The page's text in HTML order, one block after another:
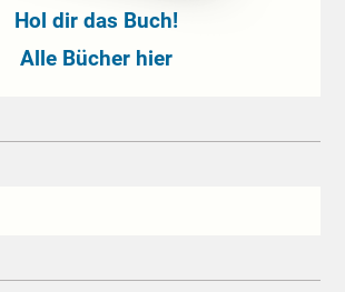
Hol dir das Buch!
Alle Bücher hier